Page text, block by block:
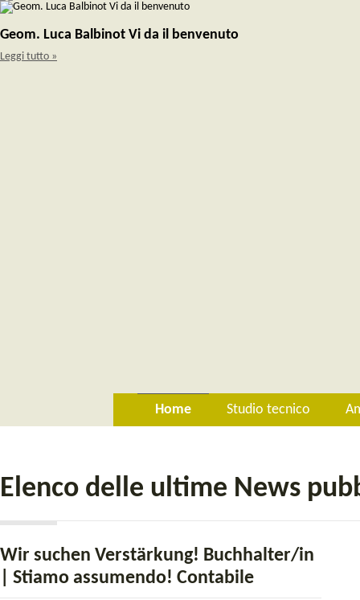
Geom. Luca Balbinot Vi da il benvenuto
Leggi tutto »
Home Studio tecnico
Elenco delle ultime News
Wir suchen Verstärkung! Buchhalter/in
| Stiamo assumendo! Contabile